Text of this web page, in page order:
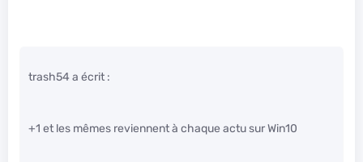
trash54 a écrit :
+1 et les mêmes reviennent à chaque actu sur Win10